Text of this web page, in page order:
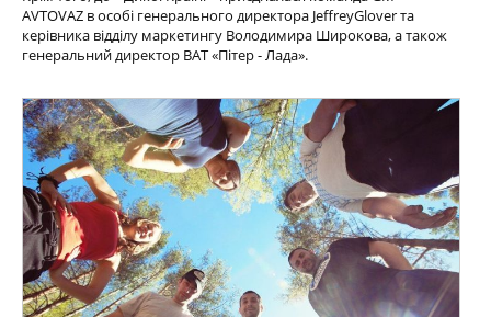
AVTOVAZ в особі генерального директора JeffreyGlover та
керівника відділу маркетингу Володимира Широкова, а також
генеральний директор ВАТ «Пітер - Лада».